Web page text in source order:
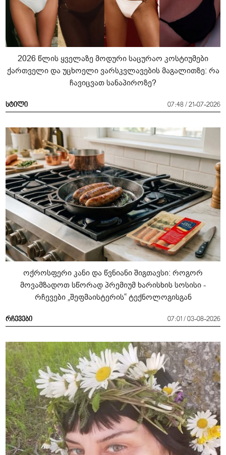
2026 წლის ყველაზე მოდური საცურაო კოსტიუმები
ქართველი და უცხოელი ვარსკვლავების მაგალითზე: რა
ჩავიცვათ სანაპიროზე?
სტილი 07:48 / 21-07-2026
ოქროსფერი კანი და წვნიანი შიგთავსი: როგორ
მოვამზადოთ სწორად პრემიუმ ხარისხის სოსისი -
რჩევები „შეფმაისტერის“ ტექნოლოგისგან
რჩევები 07:01 / 03-08-2026